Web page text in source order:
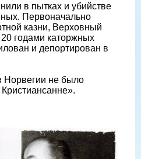
в пытках и убийстве
Первоначально
казни, Верховный
годами каторжных
и депортирован в
Норвегии не было
Кристиансанне».